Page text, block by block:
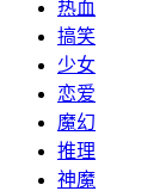
热血
搞笑
少女
恋爱
魔幻
推理
神魔